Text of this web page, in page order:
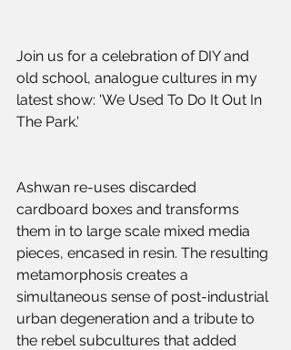
Join us for a celebration of DIY and
old school, analogue cultures in my
latest show: 'We Used To Do It Out In
The Park.'
Ashwan re-uses discarded
cardboard boxes and transforms
them in to large scale mixed media
pieces, encased in resin. The resulting
metamorphosis creates a
simultaneous sense of post-industrial
urban degeneration and a tribute to
the rebel subcultures that added